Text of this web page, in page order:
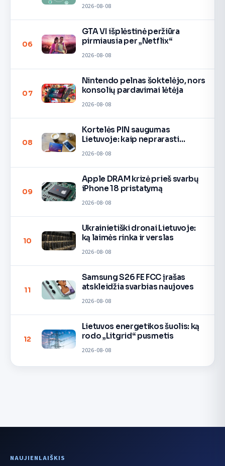
2026-08-08
06
GTA VI išplėstinė peržiūra
pirmiausia per „Netflix“
2026-08-08
07
Nintendo pelnas šoktelėjo, nors
konsolių pardavimai lėtėja
2026-08-08
08
Kortelės PIN saugumas
Lietuvoje: kaip neprarasti
2026-08-08
09
Apple DRAM krizė prieš svarbų
iPhone 18 pristatymą
2026-08-08
10
Ukrainietiški dronai Lietuvoje:
ką laimės rinka ir verslas
2026-08-08
11
Samsung S26 FE FCC įrašas
atskleidžia svarbias naujoves
2026-08-08
12
Lietuvos energetikos šuolis: ką
rodo „Litgrid“ pusmetis
2026-08-08
NAUJIENLAIŠKIS